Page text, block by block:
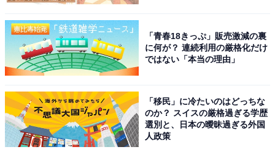
「青春18きっぷ」販売激減の裏
に何が？ 連続利用の厳格化だけ
ではない「本当の理由」
「移民」に冷たいのはどっちな
のか？ スイスの厳格過ぎる学歴
選別と、日本の曖昧過ぎる外国
人政策